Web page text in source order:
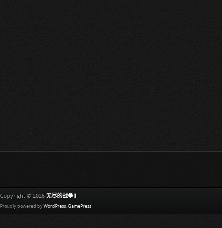
Copyright © 2026 无尽的战争II
Proudly powered by WordPress. GamePress